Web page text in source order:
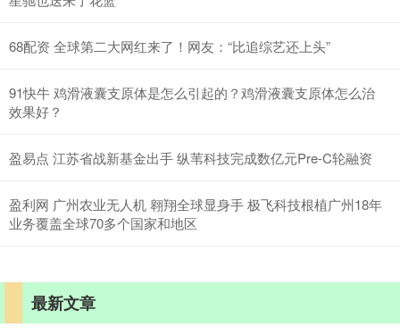
68配资 全球第二大网红来了！网友：“比追综艺还上头”
91快牛 鸡滑液囊支原体是怎么引起的？鸡滑液囊支原体怎么治
效果好？
盈易点 江苏省战新基金出手 纵苇科技完成数亿元Pre-C轮融资
盈利网 广州农业无人机 翱翔全球显身手 极飞科技根植广州18年
业务覆盖全球70多个国家和地区
最新文章